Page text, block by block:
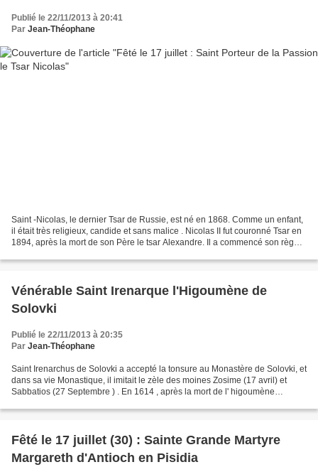
Publié le 22/11/2013 à 20:41
Par Jean-Théophane
Saint -Nicolas, le dernier Tsar de Russie, est né en 1868. Comme un enfant,
il était très religieux, candide et sans malice . Nicolas II fut couronné Tsar en
1894, après la mort de son Père le tsar Alexandre. Il a commencé son règne
Vénérable Saint Irenarque l'Higoumène de
Solovki
Publié le 22/11/2013 à 20:35
Par Jean-Théophane
Saint Irenarchus de Solovki a accepté la tonsure au Monastère de Solovki, et
dans sa vie Monastique, il imitait le zèle des moines Zosime (17 avril) et
Sabbatios (27 Septembre ) . En 1614 , après la mort de l' higoumène
Fêté le 17 juillet (30) : Sainte Grande Martyre
Margareth d'Antioch en Pisidia